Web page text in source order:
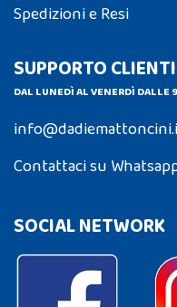
Spedizioni e Resi
SUPPORTO CLIENTI
DAL LUNEDÌ AL VENERDÌ DALLE
Contattaci su
SOCIAL NETWORK